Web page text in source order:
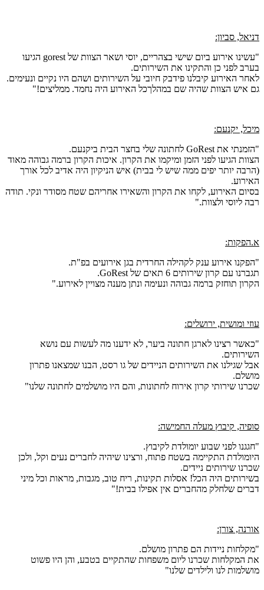
דניאל, סביון:
"עשינו אירוע ביום שישי בצהריים, יוסי ושאר הצוות של gorest הגיעו
בערב לפני כן והתקינו את השירותים.
לאחר האירוע קיבלנו פידבק חיובי על השירותים ושהם היו נקיים ונעימים.
גם איש הצוות שהיה שם במהלךכל האירוע היה נחמד. ממליצים!"
מיכל, יקנעם:
"הזמנתי את GoRest לחתונה שלי בחצר הבית ביקנעם.
הצוות הגיעו לפני הזמן ומיקמו את הקרון. איכות הקרון ברמה גבוהה מאוד
(הרבה יותר יפים ממה שיש לי בבית) איש הניקיון היה אדיב לכל אורך
האירוע.
בסיום האירוע, לקחו את הקרון והשאירו אחריהם שטח מסודר ונקי. תודה
רבה ליוסי ולצוות."
א.הפקות:
"הפקנו אירוע ענק לקהילה החרדית בגן אירועים בפ"ת.
תגברנו עם קרון שירותים 6 תאים של GoRest.
הקרון תוחזק ברמה גבוהה ונעימה ונתן מענה מצויין לאירוע."
עוזי ומושית, ירושלים:
"כאשר רצינו לארגן חתונה ביער, לא ידענו מה לעשות עם נושא
השירותים.
אבל שגילנו את השירותים הניידים של גו רסט, הבנו שמצאנו פתרון
מושלם.
שכרנו שירותי קרון אירוח לחתונות, והם היו מושלמים לחתונה שלנו"
סופיה, קיבוץ מעלה החמישה:
"חגגנו לפני שבוע יומולדת לקיבוץ.
היומולדת התקיימה בשטח פתוח, ורצינו שיהיה לחברים נעים וקל, ולכן
שכרנו שירותים ניידים.
בשירותים היה הכל! אסלות תקינות, ריח טוב, מגבות, מראות וכל מיני
דברים שלחלק מהחברים אין אפילו בבית!"
אורנה, צורן:
"מקלחות ניידות הם פתרון מושלם.
את המקלחות שכרנו ליום משפחות שהתקיים בטבע, והן היו פשוט
מושלמות לנו ולילדים שלנו"